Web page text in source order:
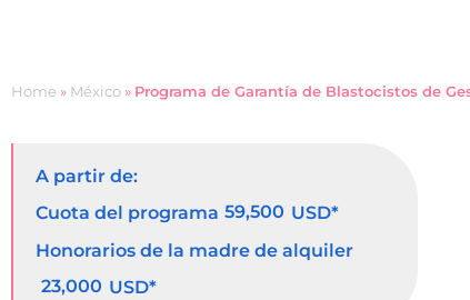
Home » México» Programa de Garantía de Blastocistos de
A partir de:
Cuota del programa 59,500 USD*
Honorarios de la madre de alquiler
23,000 USD*